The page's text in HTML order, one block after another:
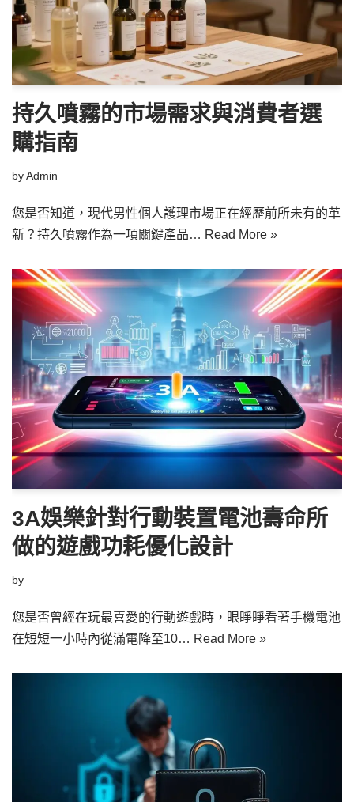
持久噴霧的市場需求與消費者選
購指南
byAdmin
您是否知道，現代男性個人護理市場正在經歷前所未有的革
新？持久噴霧作為一項關鍵產品… Read More »
3A娛樂針對行動裝置電池壽命所
做的遊戲功耗優化設計
by
您是否曾經在玩最喜愛的行動遊戲時，眼睜睜看著手機電池
在短短一小時內從滿電降至10… Read More »